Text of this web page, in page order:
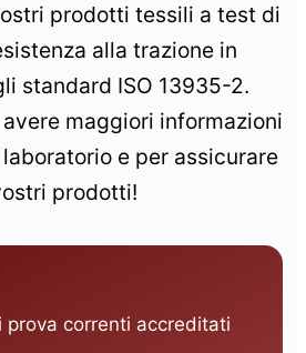
prodotti tessili a test di
alla trazione in
standard ISO 13935-2.
maggiori informazioni
e per assicurare
prodotti!
prova correnti accreditati